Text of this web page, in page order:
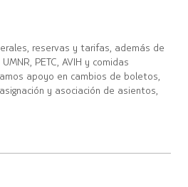
reservas y tarifas, además de
PETC, AVIH y comidas
apoyo en cambios de boletos,
y asociación de asientos,